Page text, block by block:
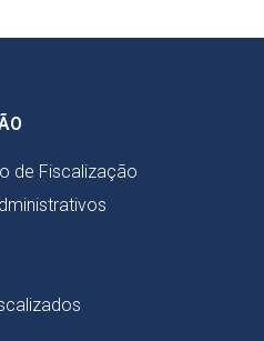
de Fiscalização